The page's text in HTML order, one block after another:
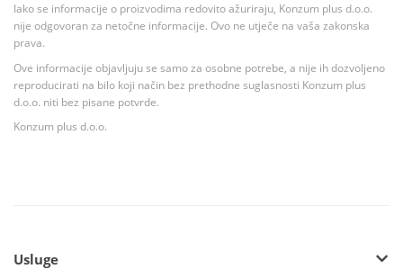
Iako se informacije o proizvodima redovito ažuriraju, Konzum plus d.o.o.
nije odgovoran za netočne informacije. Ovo ne utječe na vaša zakonska
prava.
Ove informacije objavljuju se samo za osobne potrebe, a nije ih dozvoljeno
reproducirati na bilo koji način bez prethodne suglasnosti Konzum plus
d.o.o. niti bez pisane potvrde.
Konzum plus d.o.o.
Usluge